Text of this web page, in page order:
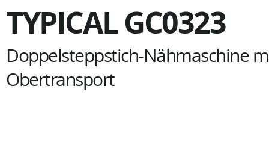
TYPICAL GC0323
Doppelsteppstich-Nähmaschine
Obertransport